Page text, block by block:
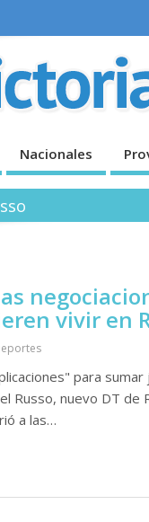
Nacionales
vivir en
para
Russo, nuevo DT
a las…